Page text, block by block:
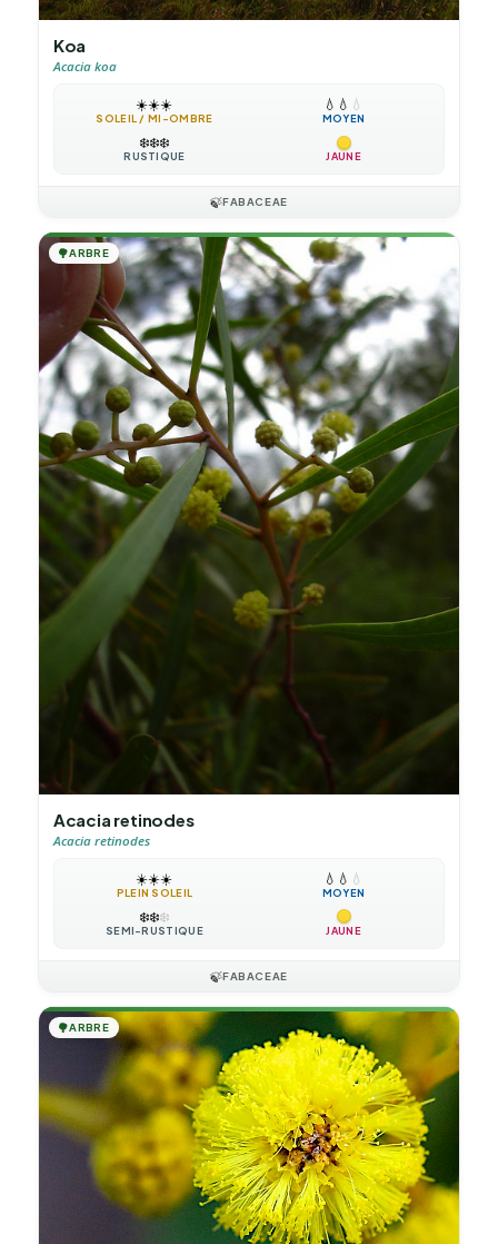
Koa
Acacia koa
☀️☀️☀️
SOLEIL / MI-OMBRE
💧 💧 💧
MOYEN
❄️❄️❄️
RUSTIQUE JAUNE
🍃FABACEAE
🌳ARBRE
Acacia retinodes
Acacia retinodes
☀️☀️☀️
PLEIN SOLEIL
💧 💧 💧
MOYEN
❄️❄️❄️
SEMI-RUSTIQUE JAUNE
🍃FABACEAE
🌳ARBRE